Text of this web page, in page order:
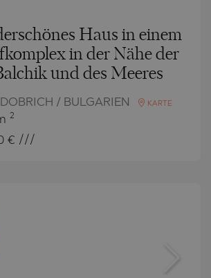
Haus in einem
in der Nähe der
und des Meeres
/ BULGARIEN KARTE
2
€ ///